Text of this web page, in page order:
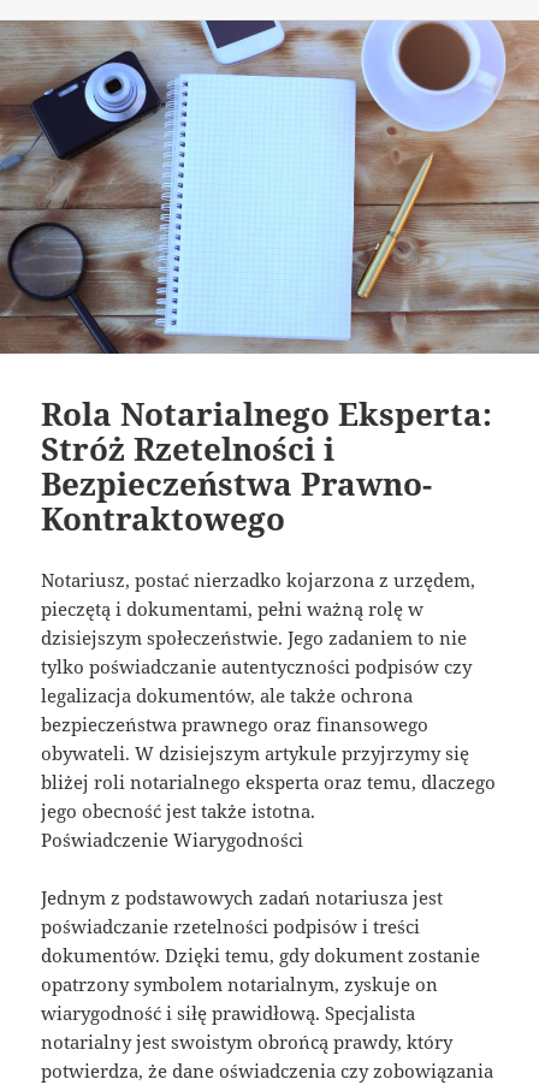
Rola Notarialnego Eksperta:
Stróż Rzetelności i
Bezpieczeństwa Prawno-
Kontraktowego
Notariusz, postać nierzadko kojarzona z urzędem,
pieczętą i dokumentami, pełni ważną rolę w
dzisiejszym społeczeństwie. Jego zadaniem to nie
tylko poświadczanie autentyczności podpisów czy
legalizacja dokumentów, ale także ochrona
bezpieczeństwa prawnego oraz finansowego
obywateli. W dzisiejszym artykule przyjrzymy się
bliżej roli notarialnego eksperta oraz temu, dlaczego
jego obecność jest także istotna.
Poświadczenie Wiarygodności
Jednym z podstawowych zadań notariusza jest
poświadczanie rzetelności podpisów i treści
dokumentów. Dzięki temu, gdy dokument zostanie
opatrzony symbolem notarialnym, zyskuje on
wiarygodność i siłę prawidłową. Specjalista
notarialny jest swoistym obrońcą prawdy, który
potwierdza, że dane oświadczenia czy zobowiązania